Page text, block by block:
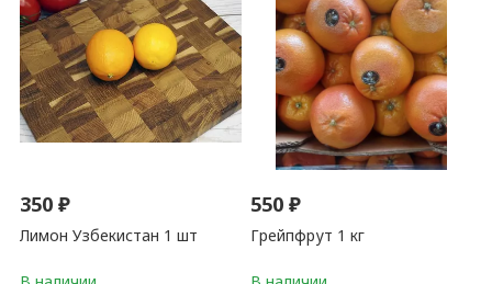
350₽
Лимон Узбекистан 1 шт
550₽
Грейпфрут 1 кг